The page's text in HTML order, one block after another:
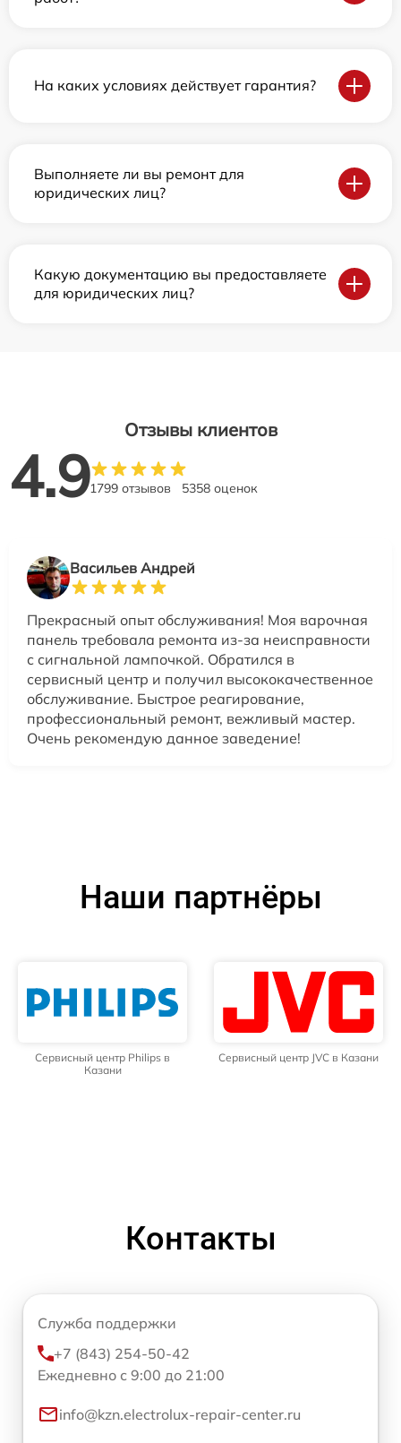
На каких условиях действует гарантия?
Выполняете ли вы ремонт для
юридических лиц?
Какую документацию вы предоставляете
для юридических лиц?
Отзывы клиентов
4.91799 отзывов 5358 оценок
Васильев Андрей
Прекрасный опыт обслуживания! Моя варочная
панель требовала ремонта из-за неисправности
с сигнальной лампочкой. Обратился в
сервисный центр и получил высококачественное
обслуживание. Быстрое реагирование,
профессиональный ремонт, вежливый мастер.
Очень рекомендую данное заведение!
Наши партнёры
Сервисный центр Philips в
Казани
Сервисный центр JVC в Казани
Контакты
Служба поддержки
+7 (843) 254-50-42
Ежедневно с 9:00 до 21:00
info@kzn.electrolux-repair-center.ru